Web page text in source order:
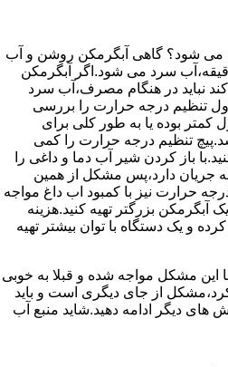
می شود؟ گاهی آبگرمکن روشن و آب
سرد می شود.اگر آبگرمکن
کند نباید در هنگام مصرف،آب سرد
تنظیم درجه حرارت را بررسی
کمتر بوده یا به طور کلی برای
تنظیم درجه حرارت را کمی
باز کردن شیر آب دما و داغی را
جریان دارد،پس مشکل از همین
حرارت نیز با کمبود اب داغ مواجه
بزرگتر تهیه کنید.هزینه
و یک دستگاه با توان بیشتر تهیه
این مشکل مواجه شده و قبلا به خوبی
از جای دیگری است و باید
های دیگر ادامه دهید.شاید منبع آب